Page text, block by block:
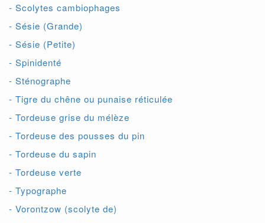
- Scolytes cambiophages
- Sésie (Grande)
- Sésie (Petite)
- Spinidenté
- Sténographe
- Tigre du chêne ou punaise réticulée
- Tordeuse grise du mélèze
- Tordeuse des pousses du pin
- Tordeuse du sapin
- Tordeuse verte
- Typographe
- Vorontzow (scolyte de)